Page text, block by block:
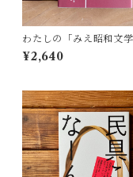
わたしの「みえ昭和文学
藤田 明
¥2,640